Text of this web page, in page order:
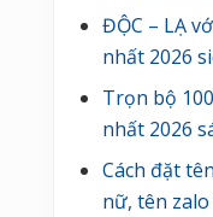
ĐỘC – LẠ
nhất 2026
Trọn bộ
nhất 2026
Cách đặt
nữ, tên